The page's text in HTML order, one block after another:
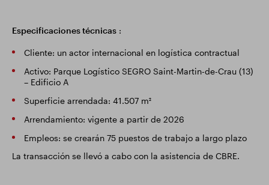
Especificaciones técnicas :
Cliente: un actor internacional en logística contractual
Activo: Parque Logístico SEGRO Saint-Martin-de-Crau (13)
– Edificio A
Superficie arrendada: 41.507 m²
Arrendamiento: vigente a partir de 2026
Empleos: se crearán 75 puestos de trabajo a largo plazo
La transacción se llevó a cabo con la asistencia de CBRE.